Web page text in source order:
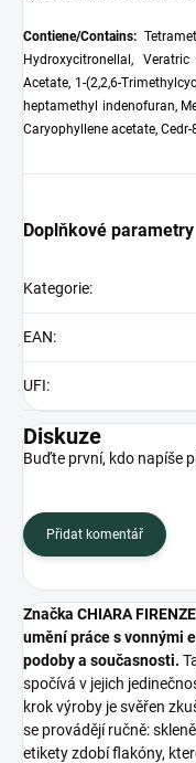
Contiene/Contains:
Hydroxycitronellal,
Acetate, 1-(2,2,6-
heptamethyl indenofuran,
Caryophyllene acetate,
Doplňkové parametry
Kategorie:
EAN:
UFI:
Diskuze
Buďte první, kdo napíše
Přidat komentář
Značka CHIARA
umění práce s vonnými
podoby a současnosti.
spočívá v jejich
krok výroby je svěřen
se provádějí ručně:
etikety zdobí flakóny,